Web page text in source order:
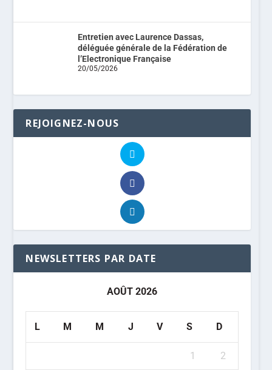
Entretien avec Laurence Dassas,
déléguée générale de la Fédération de
l’Electronique Française
20/05/2026
REJOIGNEZ-NOUS
NEWSLETTERS PAR DATE
AOÛT 2026
L M M J V S D
1 2